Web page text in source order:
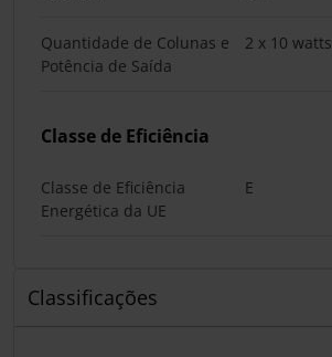
Quantidade de Colunas e
Potência de Saída
2 x 10 watts
Classe de Eficiência
Classe de Eficiência
Energética da UE
E
Classificações